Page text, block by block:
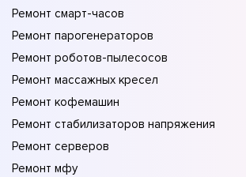
Ремонт смарт-часов
Ремонт парогенераторов
Ремонт роботов-пылесосов
Ремонт массажных кресел
Ремонт кофемашин
Ремонт стабилизаторов напряжения
Ремонт серверов
Ремонт мфу